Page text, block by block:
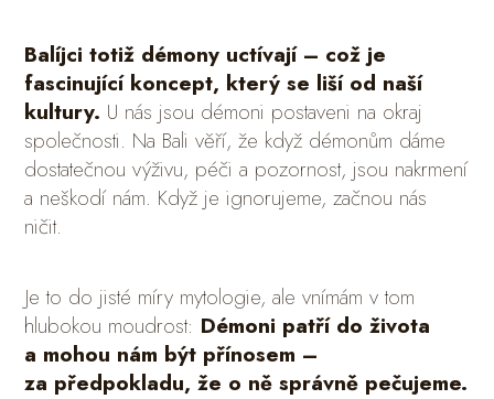
Balíjci totiž démony uctívají – což je
fascinující koncept, který se liší od naší
kultury. U nás jsou démoni postaveni na okraj
společnosti. Na Bali věří, že když démonům dáme
dostatečnou výživu, péči a pozornost, jsou nakrmení
a neškodí nám. Když je ignorujeme, začnou nás
ničit.
Je to do jisté míry mytologie, ale vnímám v tom
hlubokou moudrost: Démoni patří do života
a mohou nám být přínosem –
za předpokladu, že o ně správně pečujeme.